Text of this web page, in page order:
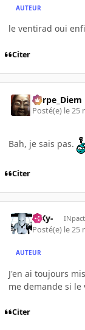
AUTEUR
le ventirad oui
Citer
Carpe_Diem
Posté(e) le 25
Bah, je sais pas.
Citer
-SKy-
Posté(e) le 25
AUTEUR
J'en ai toujours
me demande si
Citer